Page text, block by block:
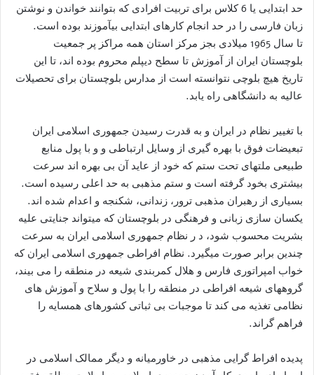
حد ابتدایی یا 6 کلاس برای تربیت افرادی که بتوانند خواندن و نوشتن
زبان فارسی را در حد انجام کارهای ابتدایی بیآموزند بوده است.
تا سال 1965 میلادی بجز مرکز استان همه مراکز پر جمعیت
بلوچستان ایران از آموزش تا سطح دیپلم محروم بوده اند، تا این
تاریخ هیچ بلوچی نتوانسته است از مدارس بلوچستان برای تحصیلات
عالیه به دانشگاهی راه یابد.
با تغییر نظام در ایران و به قدرت رسیدن جمهوری اسلامی ایران
تبعیضات فوق با بهره گیری از وسایل ارتباطی و و با پول منابع
طبیعی ملتهای تحت ستم که خود از عاید آن بی بهره اند سرعت
بیشتری بخود گرفته است و ستم مذهبی به حد اعلی رسیده است.
بسیاری از رهبران مذهبی ترور، زندانی، شکنجه و اعدام شده اند.
یکسان سازی زبانی و فرهنگی در بلوچستان که میتواند جنایتی علیه
بشریت محسوب شود، د ر نظام جمهوری اسلامی ایران به سرعت
چندین برابر صورت میگیرد. نظام افراطی جمهوری اسلامی ایران که
خواب امپراتوری فارس و هلال کمربندی شیعه در منطقه را می بیند،
گروههای شیعه افراطی در منطقه را با پول و سلاح و آموزش های
نظامی تغذیه می کند تا موجبات بی ثباتی کشورهای همسایه را
فراهم گراند.
پدیده افراط گرایی مذهبی در خاورمیانه و دیگر ممالک اسلامی در